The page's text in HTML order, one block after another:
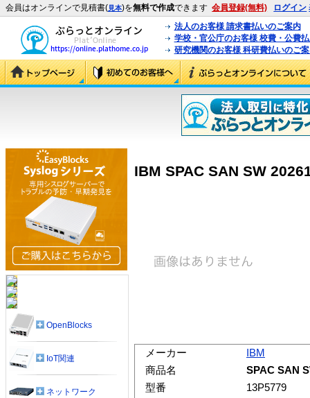
会員はオンラインで見積書(見本)を無料で作成できます 会員登録(無料) ログイン
法人のお客様 請求書払いのご案内
学校・官公庁のお客様 校費・公費
研究機関のお客様 科研費払いのご
IBM SPAC SAN SW
メーカー
IBM
商品名
SPAC SAN
型番
13P5779
OpenBlocks
IoT関連
ネットワーク